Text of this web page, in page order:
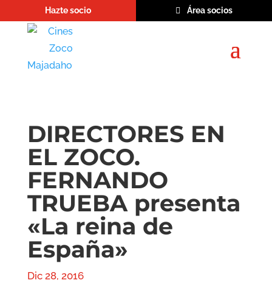
Hazte socio Área socios
DIRECTORES EN
EL ZOCO.
FERNANDO
TRUEBA presenta
«La reina de
España»
Dic 28, 2016